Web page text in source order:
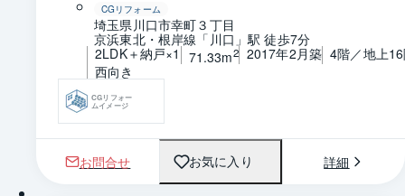
CGリフォーム
埼玉県川口市幸町３丁目
京浜東北・根岸線「川口」駅 徒歩7分
2LDK＋納戸×1
71.33m2 2017年2月築 4階／地上
西向き
CGリフォー
ムイメージ
お問合せ お気に入り 詳細
1 / 0 間取り